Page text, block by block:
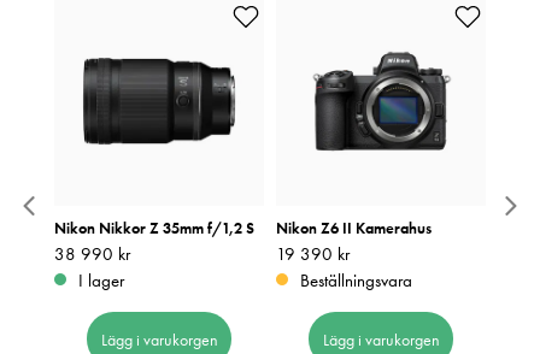
Nikon Nikkor Z 35mm f/1,2 S
Pris :38 990 kr
38 990 kr
I lager
Lägg i varukorgen
Nikon Z6 II Kamerahus
Pris :19 390 kr
19 390 kr
Beställningsvara
Lägg i varukorgen